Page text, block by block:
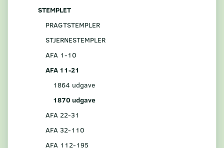
STEMPLET
PRAGTSTEMPLER
STJERNESTEMPLER
AFA 1-10
AFA 11-21
1864 udgave
1870 udgave
AFA 22-31
AFA 32-110
AFA 112-195